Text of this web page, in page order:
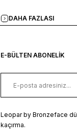
DAHA FAZLASI
E-BÜLTEN ABONELİK
Leopar by Bronzeface
kaçırma.